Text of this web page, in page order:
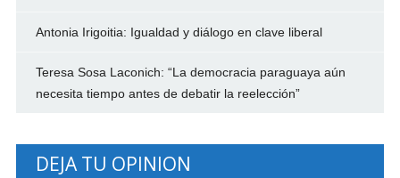
Antonia Irigoitia: Igualdad y diálogo en clave liberal
Teresa Sosa Laconich: “La democracia paraguaya aún
necesita tiempo antes de debatir la reelección”
DEJA TU OPINION